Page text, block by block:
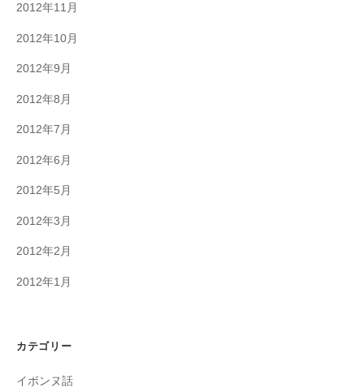
2012年11月
2012年10月
2012年9月
2012年8月
2012年7月
2012年6月
2012年5月
2012年3月
2012年2月
2012年1月
カテゴリー
イボンヌ話